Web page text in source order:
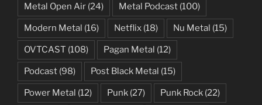
Metal Open Air (24) Metal Podcast (100)
Modern Metal (16) Netflix (18) Nu Metal (15)
OVTCAST (108) Pagan Metal (12)
Podcast (98) Post Black Metal (15)
Power Metal (12) Punk (27) Punk Rock (22)